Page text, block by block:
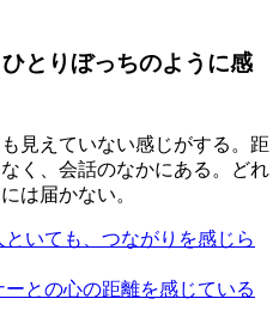
とりぼっちのように感
見えていない感じがする。距
く、会話のなかにある。どれ
は届かない。
といても、つながりを感じら
ーとの心の距離を感じている